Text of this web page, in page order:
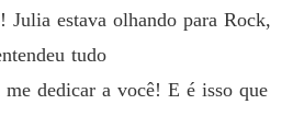
Julia estava olhando para Rock,
tudo
dedicar a você! E é isso que